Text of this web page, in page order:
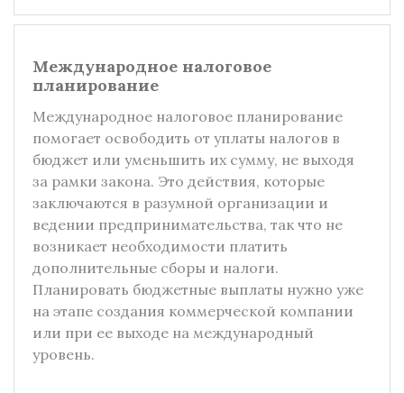
Международное налоговое
планирование
Международное налоговое планирование
помогает освободить от уплаты налогов в
бюджет или уменьшить их сумму, не выходя
за рамки закона. Это действия, которые
заключаются в разумной организации и
ведении предпринимательства, так что не
возникает необходимости платить
дополнительные сборы и налоги.
Планировать бюджетные выплаты нужно уже
на этапе создания коммерческой компании
или при ее выходе на международный
уровень.